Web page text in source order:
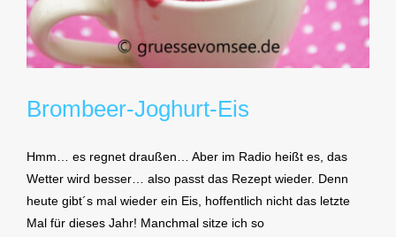
Brombeer-Joghurt-Eis
Hmm… es regnet draußen… Aber im Radio heißt es, das
Wetter wird besser… also passt das Rezept wieder. Denn
heute gibt´s mal wieder ein Eis, hoffentlich nicht das letzte
Mal für dieses Jahr! Manchmal sitze ich so